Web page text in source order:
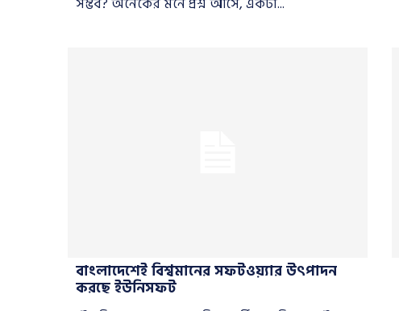
বাংলাদেশেই বিশ্বমানের সফটওয়্যার উৎপাদন
করছে ইউনিসফট